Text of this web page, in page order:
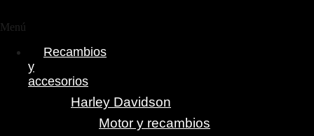
Menú
Recambios
y
accesorios
Harley Davidson
Motor y recambios